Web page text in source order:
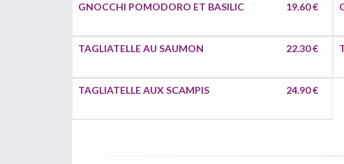
GNOCCHI POMODORO ET BASILIC 19.60 €
TAGLIATELLE AU SAUMON 22.30 €
TAGLIATELLE AUX SCAMPIS 24.90 €